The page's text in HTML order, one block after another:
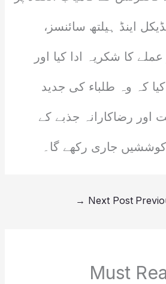
اینڈ ہیلتھ سائنسز،
کا شکریہ ادا کیا اور
کہ وہ طلباء کی جدید
اور رضاکارانہ جذبے کے
کوششیں جاری رکھے گا۔
Next Post
→
Must